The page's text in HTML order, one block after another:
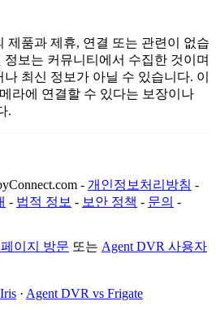
제품과 제휴, 연결 또는 관련이 없습
보는 커뮤니티에서 수집한 것이며
최신 정보가 아닐 수 있습니다. 이
라에 연결할 수 있다는 보장이나
.
- 개인정보처리방침 -
- 법적 정보 - 보안 정책 - 문의 -
이지 방문 또는 Agent DVR 사용자
· Agent DVR vs Frigate